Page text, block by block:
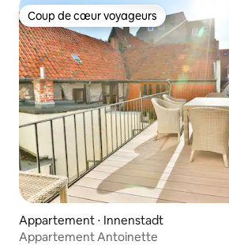
Coup de cœur voyageurs
Coup de cœur voyageurs
Appartement ⋅ Innenstadt
Appartement Antoinette